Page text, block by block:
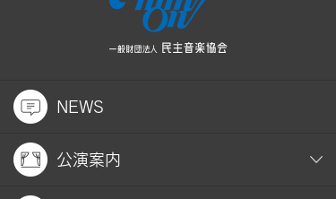
NEWS
公演案内